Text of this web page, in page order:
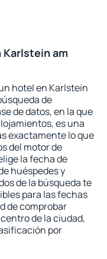
Karlstein am
hotel en Karlstein
de
de datos, en la que
es una
exactamente lo que
del motor de
la fecha de
huéspedes y
de la búsqueda te
para las fechas
de comprobar
de la ciudad,
por